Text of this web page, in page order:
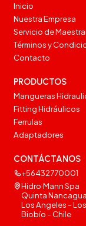
Inicio
Nuestra Empresa
Servicio de
Términos y
Contacto
PRODUCTOS
Mangueras
Fitting Hidráulicos
Ferrulas
Adaptadores
CONTÁCTANOS
+56432770001
Hidro·Mann Spa
Quinta
Los Angeles -
Biobío - Chile